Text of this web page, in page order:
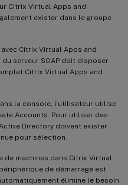
Citrix Virtual Apps and
exister dans le groupe
Citrix Virtual Apps and
serveur SOAP doit disposer
Citrix Virtual Apps and
la console, l’utilisateur utilise
Accounts. Pour utiliser des
Directory doivent exister
pour sélection.
de machines dans Citrix Virtual
de démarrage est
élimine le besoin